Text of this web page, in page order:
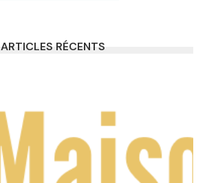
ARTICLES RÉCENTS